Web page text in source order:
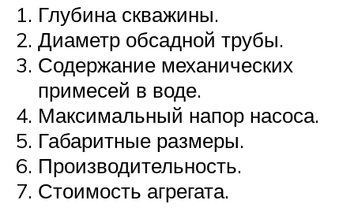
Глубина скважины.
Диаметр обсадной трубы.
Содержание механических
примесей в воде.
Максимальный напор насоса.
Габаритные размеры.
Производительность.
Стоимость агрегата.